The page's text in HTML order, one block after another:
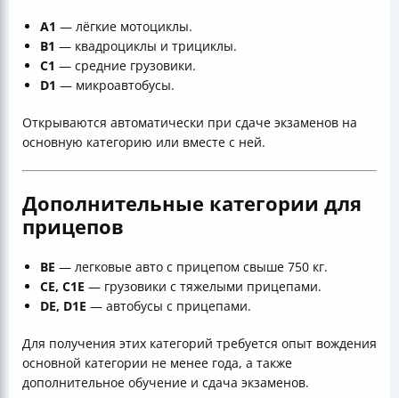
А1 — лёгкие мотоциклы.
В1 — квадроциклы и трициклы.
C1 — средние грузовики.
D1 — микроавтобусы.
Открываются автоматически при сдаче экзаменов на
основную категорию или вместе с ней.
Дополнительные категории для
прицепов
BE — легковые авто с прицепом свыше 750 кг.
CE, C1E — грузовики с тяжелыми прицепами.
DE, D1E — автобусы с прицепами.
Для получения этих категорий требуется опыт вождения
основной категории не менее года, а также
дополнительное обучение и сдача экзаменов.